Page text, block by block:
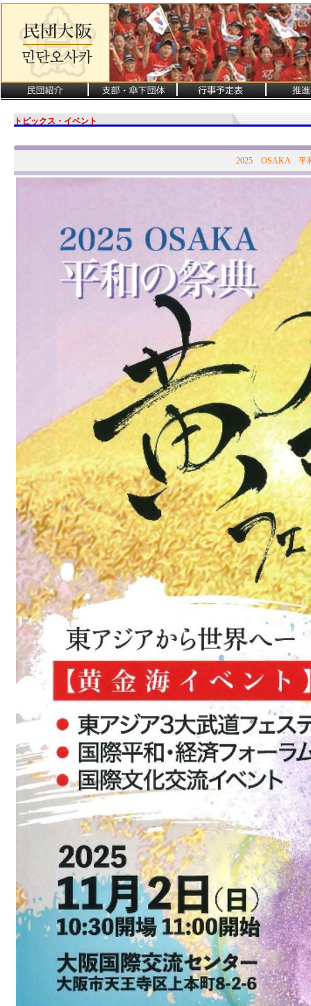
トピックス・イベント
2025 OSAKA 平和